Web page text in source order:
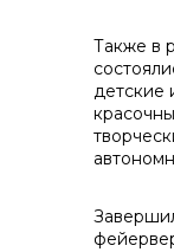
Также в
детские